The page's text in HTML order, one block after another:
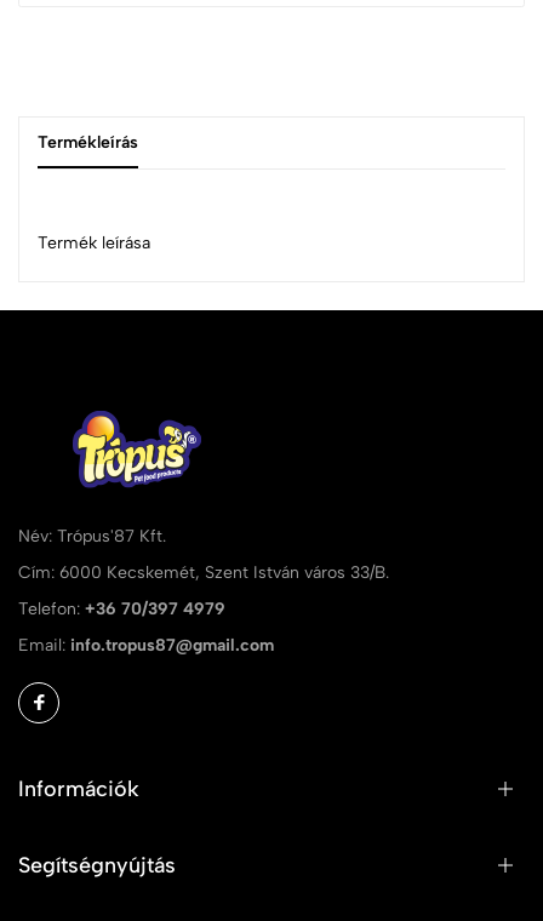
Termékleírás
Termék leírása
Név: Trópus'87 Kft.
Cím: 6000 Kecskemét, Szent István város 33/B.
Telefon: +36 70/397 4979
Email: info.tropus87@gmail.com
Információk
Segítségnyújtás